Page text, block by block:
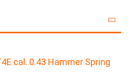
cal. 0.43 Hammer Spring